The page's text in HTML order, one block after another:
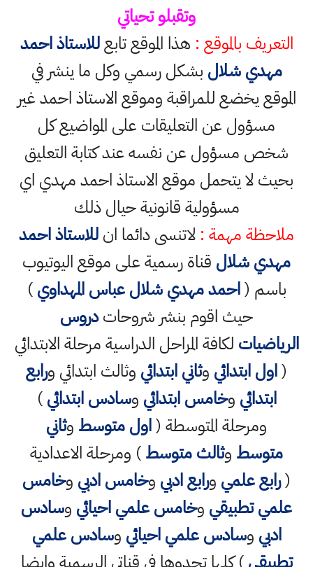
وتقبلو تحياتي
التعريف بالموقع : هذا الموقع تابعللاستاذ احمد
مهدي شلال بشكل رسمي وكل ما ينشر في
الموقع يخضع للمراقبة وموقع الاستاذ احمد غير
مسؤول عن التعليقات على المواضيع كل
شخص مسؤول عن نفسه عند كتابة التعليق
بحيث لا يتحمل موقع الاستاذ احمد مهدي اي
مسؤولية قانونية حيال ذلك
ملاحظة مهمة : لاتنسى دائما انللاستاذ احمد
مهدي شلال قناة رسمية على موقع اليوتيوب
باسم (احمد مهدي شلال عباس المهداوي)
حيث اقوم بنشر شروحاتدروس
الرياضيات لكافة المراحل الدراسية مرحلة الابتدائي
(اول ابتدائي وثاني ابتدائي وثالث ابتدائي ورابع
ابتدائي وخامس ابتدائي وسادس ابتدائي)
ومرحلة المتوسطة (اول متوسط وثاني
متوسط وثالث متوسط) ومرحلة الاعدادية
(رابع علمي ورابع ادبي وخامس ادبي وخامس
علمي تطبيقي وخامس علمي احيائي وسادس
ادبي وسادس علمي احيائي وسادس علمي